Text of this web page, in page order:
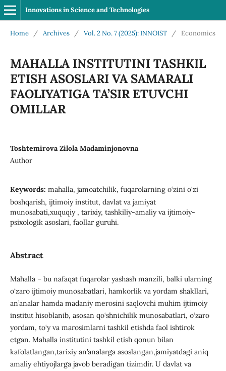
Innovations in Science and Technologies
Home / Archives / Vol. 2 No. 7 (2025): INNOIST / Economics
MAHALLA INSTITUTINI TASHKIL
ETISH ASOSLARI VA SAMARALI
FAOLIYATIGA TA’SIR ETUVCHI
OMILLAR
Toshtemirova Zilola Madaminjonovna
Author
Keywords: mahalla, jamoatchilik, fuqarolarning o‘zini o‘zi
boshqarish, ijtimoiy institut, davlat va jamiyat
munosabati,xuquqiy , tarixiy, tashkiliy-amaliy va ijtimoiy-
psixologik asoslari, faollar guruhi.
Abstract
Mahalla – bu nafaqat fuqarolar yashash manzili, balki ularning
o‘zaro ijtimoiy munosabatlari, hamkorlik va yordam shakllari,
an’analar hamda madaniy merosini saqlovchi muhim ijtimoiy
institut hisoblanib, asosan qo‘shnichilik munosabatlari, o‘zaro
yordam, to‘y va marosimlarni tashkil etishda faol ishtirok
etgan. Mahalla institutini tashkil etish qonun bilan
kafolatlangan,tarixiy an’analarga asoslangan,jamiyatdagi aniq
amaliy ehtiyojlarga javob beradigan tizimdir. U davlat va